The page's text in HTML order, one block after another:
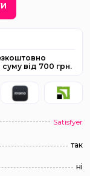
суму від 700 грн.
Satisfyer
так
ні